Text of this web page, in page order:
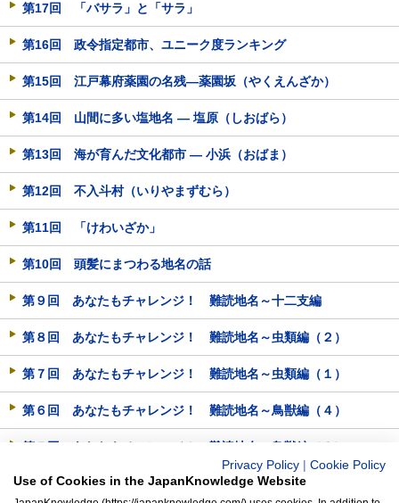
第17回 「バサラ」と「サラ」
第16回 政令指定都市、ユニーク度ランキング
第15回 江戸幕府薬園の名残―薬園坂（やくえんざか）
第14回 山間に多い塩地名 ― 塩原（しおばら）
第13回 海が育んだ文化都市 ― 小浜（おばま）
第12回 不入斗村（いりやまずむら）
第11回 「けわいざか」
第10回 頭髪にまつわる地名の話
第９回 あなたもチャレンジ！ 難読地名～十二支編
第８回 あなたもチャレンジ！ 難読地名～虫類編（２）
第７回 あなたもチャレンジ！ 難読地名～虫類編（１）
第６回 あなたもチャレンジ！ 難読地名～鳥獣編（４）
第５回 あなたもチャレンジ！ 難読地名～鳥獣編（３）
第４回 あなたもチャレンジ！ 難読地名～鳥獣編（２）
Privacy Policy
Cookie Policy
Use of Cookies in the JapanKnowledge Website